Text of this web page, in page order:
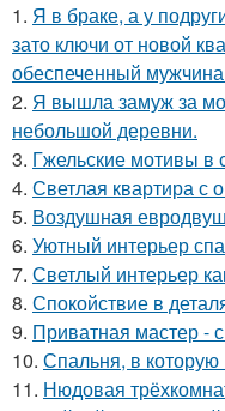
1. Я в браке, а у
зато ключи от новой
обеспеченный
2. Я вышла замуж за
небольшой деревни.
3. Гжельские мотивы в
4. Светлая квартира с
5. Воздушная
6. Уютный интерьер
7. Светлый интерьер
8. Спокойствие в
9. Приватная мастер -
10. Спальня, в
11. Нюдовая